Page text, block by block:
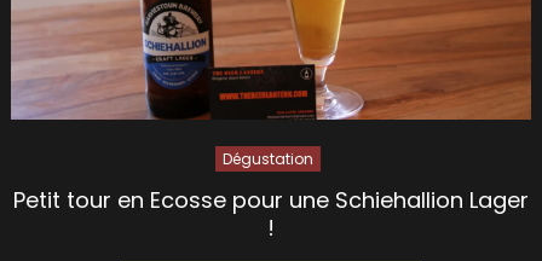
Dégustation
Petit tour en Ecosse pour une Schiehallion Lager
!